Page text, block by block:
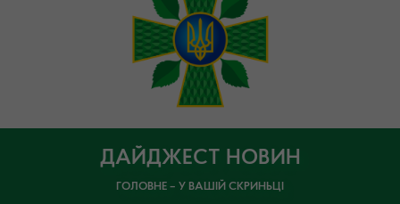
ДАЙДЖЕСТ НОВИН
ГОЛОВНЕ – У ВАШІЙ СКРИНЬЦІ